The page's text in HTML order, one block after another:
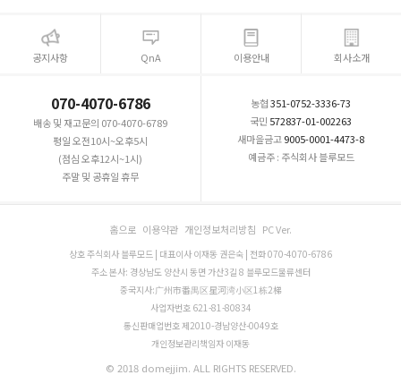
공지사항 QnA 이용안내 회사소개
070-4070-6786
배송 및 재고문의 070-4070-6789
평일 오전10시~오후5시
(점심 오후12시~1시)
주말 및 공휴일 휴무
농협351-0752-3336-73
국민 572837-01-002263
새마을금고9005-0001-4473-8
예금주 : 주식회사 블루모드
홈으로 이용약관 개인정보처리방침 PC Ver.
상호 주식회사 블루모드 | 대표이사 이재동 권은숙 | 전화 070-4070-6786
주소 본사: 경상남도 양산시 동면 가산3길 8 블루모드물류센터
중국지사:广州市番禺区星河湾小区1栋2梯
사업자번호 621-81-80834
통신판매업번호 제2010-경남양산-0049호
개인정보관리책임자 이재동
© 2018 domejjim. ALL RIGHTS RESERVED.